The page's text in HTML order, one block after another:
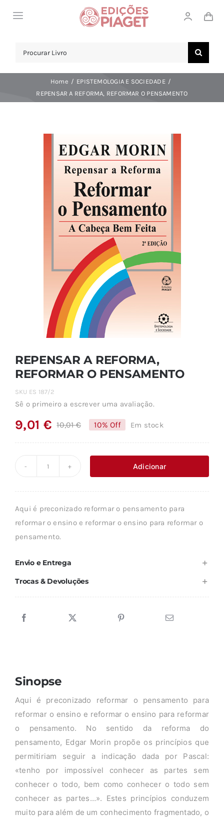
Toggle
NOTICIAS
Search
Home
EPISTEMOLOGIA E SOCIEDADE
REPENSAR A REFORMA, REFORMAR O PENSAMENTO
REPENSAR A REFORMA,
REFORMAR O PENSAMENTO
SKU ES 187/2
Sê o primeiro a escrever uma avaliação.
10,01€O
era:
9,01 €
O
é:
10% Off Em stock
Adicionar
Aqui é preconizado reformar o pensamento para
reformar o ensino e reformar o ensino para reformar o
pensamento.
Envio e Entrega
Trocas & Devoluções
Sinopse
Aqui é preconizado reformar o pensamento para
reformar o ensino e reformar o ensino para reformar
o pensamento. No sentido da reforma do
pensamento, Edgar Morin propõe os princípios que
permitiriam seguir a indicação dada por Pascal:
«tenho por impossível conhecer as partes sem
conhecer o todo, bem como conhecer o todo sem
conhecer as partes…». Estes princípios conduzem
muito para além de um conhecimento fragmentado, o